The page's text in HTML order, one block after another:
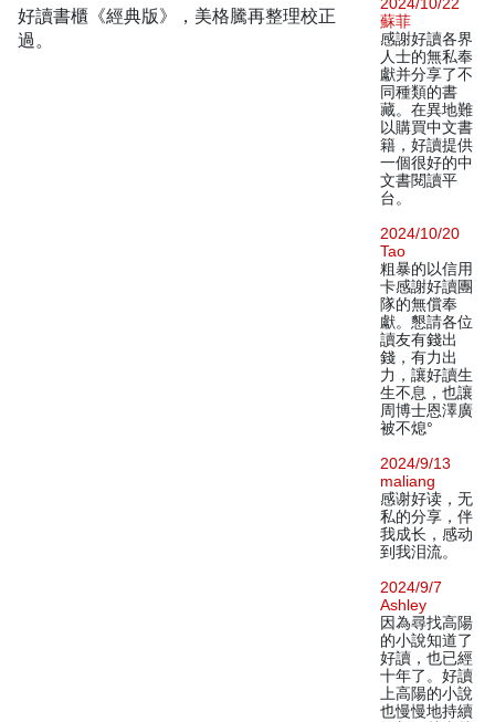
好讀書櫃《經典版》，美格騰再整理校正
過。
蘇菲
感謝好讀各界
人士的無私奉
獻并分享了不
同種類的書
藏。在異地難
以購買中文書
籍，好讀提供
一個很好的中
文書閱讀平
台。
2024/10/20
Tao
粗暴的以信用
卡感謝好讀團
隊的無償奉
獻。懇請各位
讀友有錢出
錢，有力出
力，讓好讀生
生不息，也讓
周博士恩澤廣
被不熄°
2024/9/13
maliang
感谢好读，无
私的分享，伴
我成长，感动
到我泪流。
2024/9/7
Ashley
因為尋找高陽
的小說知道了
好讀，也已經
十年了。好讀
上高陽的小說
也慢慢地持續